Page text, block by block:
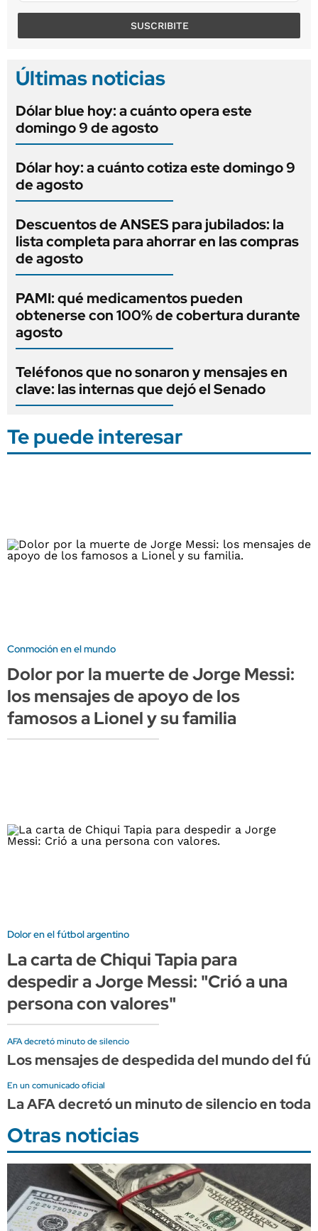
SUSCRIBITE
Últimas noticias
Dólar blue hoy: a cuánto opera este
domingo 9 de agosto
Dólar hoy: a cuánto cotiza este domingo 9
de agosto
Descuentos de ANSES para jubilados: la
lista completa para ahorrar en las compras
de agosto
PAMI: qué medicamentos pueden
obtenerse con 100% de cobertura durante
agosto
Teléfonos que no sonaron y mensajes en
clave: las internas que dejó el Senado
Te puede interesar
Conmoción en el mundo
Dolor por la muerte de Jorge Messi:
los mensajes de apoyo de los
famosos a Lionel y su familia
Dolor en el fútbol argentino
La carta de Chiqui Tapia para
despedir a Jorge Messi: "Crió a una
persona con valores"
AFA decretó minuto de silencio
Los mensajes de despedida del mundo del
En un comunicado oficial
La AFA decretó un minuto de silencio en
Otras noticias